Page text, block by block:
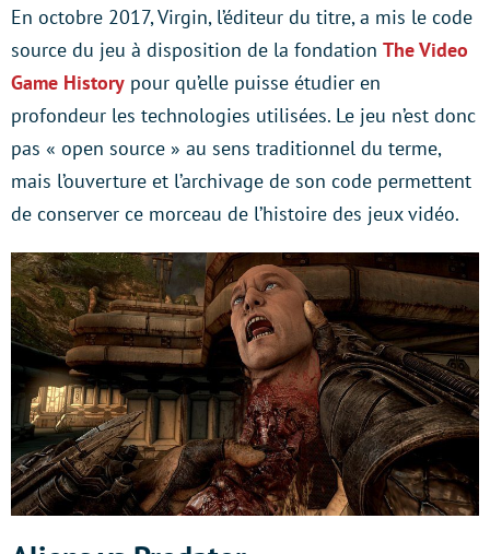
En octobre 2017, Virgin, l’éditeur du titre, a mis le code
source du jeu à disposition de la fondation The Video
Game History pour qu’elle puisse étudier en
profondeur les technologies utilisées. Le jeu n’est donc
pas « open source » au sens traditionnel du terme,
mais l’ouverture et l’archivage de son code permettent
de conserver ce morceau de l’histoire des jeux vidéo.